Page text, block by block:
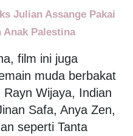
Julian Assange Pakai
Anak Palestina
film ini juga
muda berbakat
Wijaya, Indian
Safa, Anya Zen,
seperti Tanta